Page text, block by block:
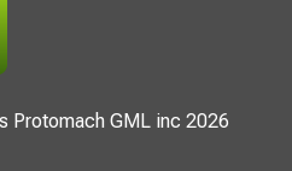
Protomach GML inc 2026